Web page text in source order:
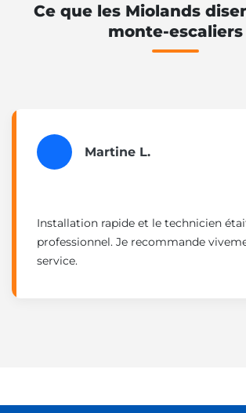
Ce que les Miolands
monte-escaliers
Martine L.
Installation rapide et le technicien
professionnel. Je recommande
service.